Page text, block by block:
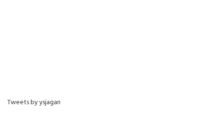
Tweets by ysjagan